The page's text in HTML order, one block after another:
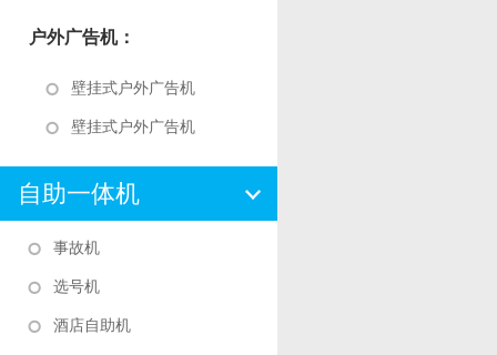
户外广告机：
壁挂式户外广告机
壁挂式户外广告机
自助一体机
事故机
选号机
酒店自助机